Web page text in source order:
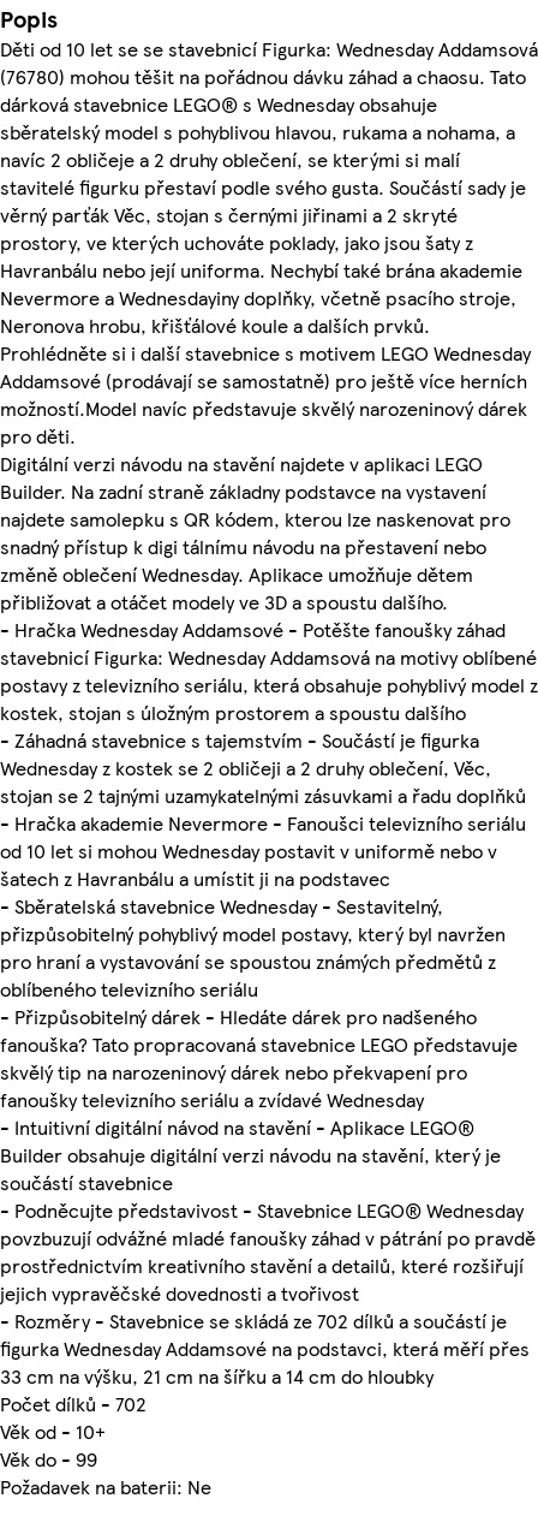
Popis
Děti od 10 let se se stavebnicí Figurka: Wednesday Addamsová
(76780) mohou těšit na pořádnou dávku záhad a chaosu. Tato
dárková stavebnice LEGO® s Wednesday obsahuje
sběratelský model s pohyblivou hlavou, rukama a nohama, a
navíc 2 obličeje a 2 druhy oblečení, se kterými si malí
stavitelé figurku přestaví podle svého gusta. Součástí sady je
věrný parťák Věc, stojan s černými jiřinami a 2 skryté
prostory, ve kterých uchováte poklady, jako jsou šaty z
Havranbálu nebo její uniforma. Nechybí také brána akademie
Nevermore a Wednesdayiny doplňky, včetně psacího stroje,
Neronova hrobu, křišťálové koule a dalších prvků.
Prohlédněte si i další stavebnice s motivem LEGO Wednesday
Addamsové (prodávají se samostatně) pro ještě více herních
možností.Model navíc představuje skvělý narozeninový dárek
pro děti.
Digitální verzi návodu na stavění najdete v aplikaci LEGO
Builder. Na zadní straně základny podstavce na vystavení
najdete samolepku s QR kódem, kterou lze naskenovat pro
snadný přístup k digi tálnímu návodu na přestavení nebo
změně oblečení Wednesday. Aplikace umožňuje dětem
přibližovat a otáčet modely ve 3D a spoustu dalšího.
- Hračka Wednesday Addamsové - Potěšte fanoušky záhad
stavebnicí Figurka: Wednesday Addamsová na motivy oblíbené
postavy z televizního seriálu, která obsahuje pohyblivý model z
kostek, stojan s úložným prostorem a spoustu dalšího
- Záhadná stavebnice s tajemstvím - Součástí je figurka
Wednesday z kostek se 2 obličeji a 2 druhy oblečení, Věc,
stojan se 2 tajnými uzamykatelnými zásuvkami a řadu doplňků
- Hračka akademie Nevermore - Fanoušci televizního seriálu
od 10 let si mohou Wednesday postavit v uniformě nebo v
šatech z Havranbálu a umístit ji na podstavec
- Sběratelská stavebnice Wednesday - Sestavitelný,
přizpůsobitelný pohyblivý model postavy, který byl navržen
pro hraní a vystavování se spoustou známých předmětů z
oblíbeného televizního seriálu
- Přizpůsobitelný dárek - Hledáte dárek pro nadšeného
fanouška? Tato propracovaná stavebnice LEGO představuje
skvělý tip na narozeninový dárek nebo překvapení pro
fanoušky televizního seriálu a zvídavé Wednesday
- Intuitivní digitální návod na stavění - Aplikace LEGO®
Builder obsahuje digitální verzi návodu na stavění, který je
součástí stavebnice
- Podněcujte představivost - Stavebnice LEGO® Wednesday
povzbuzují odvážné mladé fanoušky záhad v pátrání po pravdě
prostřednictvím kreativního stavění a detailů, které rozšiřují
jejich vypravěčské dovednosti a tvořivost
- Rozměry - Stavebnice se skládá ze 702 dílků a součástí je
figurka Wednesday Addamsové na podstavci, která měří přes
33 cm na výšku, 21 cm na šířku a 14 cm do hloubky
Počet dílků - 702
Věk od - 10+
Věk do - 99
Požadavek na baterii: Ne